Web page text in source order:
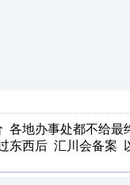
各地办事处都不给
东西后 汇川会备